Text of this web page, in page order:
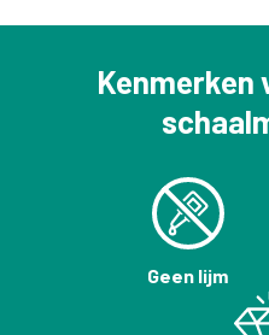
Kenmerken
Geen lijm